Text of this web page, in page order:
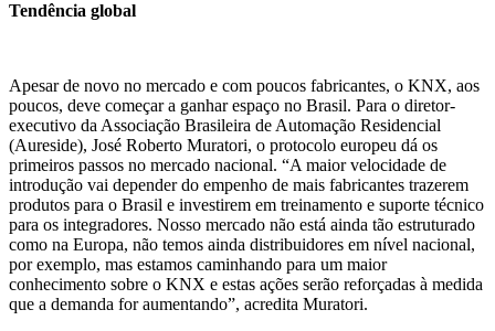
Tendência global
Apesar de novo no mercado e com poucos fabricantes, o KNX, aos
poucos, deve começar a ganhar espaço no Brasil. Para o diretor-
executivo da Associação Brasileira de Automação Residencial
(Aureside), José Roberto Muratori, o protocolo europeu dá os
primeiros passos no mercado nacional. “A maior velocidade de
introdução vai depender do empenho de mais fabricantes trazerem
produtos para o Brasil e investirem em treinamento e suporte técnico
para os integradores. Nosso mercado não está ainda tão estruturado
como na Europa, não temos ainda distribuidores em nível nacional,
por exemplo, mas estamos caminhando para um maior
conhecimento sobre o KNX e estas ações serão reforçadas à medida
que a demanda for aumentando”, acredita Muratori.